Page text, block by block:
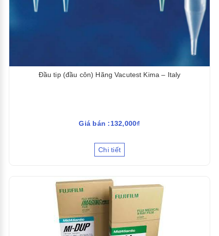
Đầu tip (đầu côn) Hãng Vacutest Kima – Italy
Giá bán :132,000₫
Chi tiết